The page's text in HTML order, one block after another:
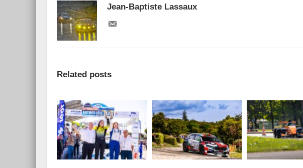
Jean-Baptiste Lassaux
Related posts